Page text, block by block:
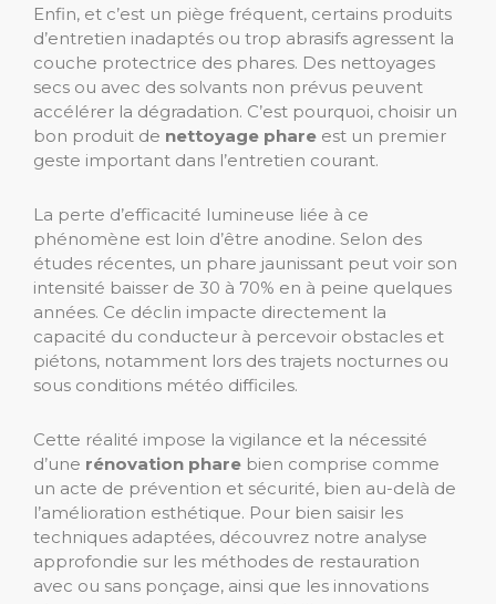
Enfin, et c’est un piège fréquent, certains produits
d’entretien inadaptés ou trop abrasifs agressent la
couche protectrice des phares. Des nettoyages
secs ou avec des solvants non prévus peuvent
accélérer la dégradation. C’est pourquoi, choisir un
bon produit de nettoyage phare est un premier
geste important dans l’entretien courant.
La perte d’efficacité lumineuse liée à ce
phénomène est loin d’être anodine. Selon des
études récentes, un phare jaunissant peut voir son
intensité baisser de 30 à 70% en à peine quelques
années. Ce déclin impacte directement la
capacité du conducteur à percevoir obstacles et
piétons, notamment lors des trajets nocturnes ou
sous conditions météo difficiles.
Cette réalité impose la vigilance et la nécessité
d’une rénovation phare bien comprise comme
un acte de prévention et sécurité, bien au-delà de
l’amélioration esthétique. Pour bien saisir les
techniques adaptées, découvrez notre analyse
approfondie sur les méthodes de restauration
avec ou sans ponçage, ainsi que les innovations